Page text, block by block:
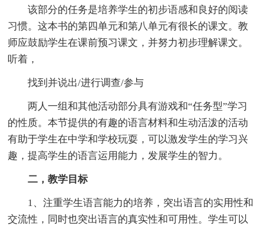
该部分的任务是培养学生的初步语感和良好的阅读
习惯。这本书的第四单元和第八单元有很长的课文。教
师应鼓励学生在课前预习课文，并努力初步理解课文。
听着，
找到并说出/进行调查/参与
两人一组和其他活动部分具有游戏和“任务型”学习
的性质。本节提供的有趣的语言材料和生动活泼的活动
有助于学生在中学和学校玩耍，可以激发学生的学习兴
趣，提高学生的语言运用能力，发展学生的智力。
二，教学目标
1、注重学生语言能力的培养，突出语言的实用性和
交流性，同时也突出语言的真实性和可用性。学生可以